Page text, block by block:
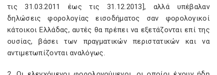
τις 31.03.2011 έως τις 31.12.2013], αλλά υπέβαλαν
δηλώσεις φορολογίας εισοδήματος σαν φορολογικοί
κάτοικοι Ελλάδας, αυτές θα πρέπει να εξετάζονται επί της
ουσίας, βάσει των πραγματικών περιστατικών και να
αντιμετωπίζονται αναλόγως.